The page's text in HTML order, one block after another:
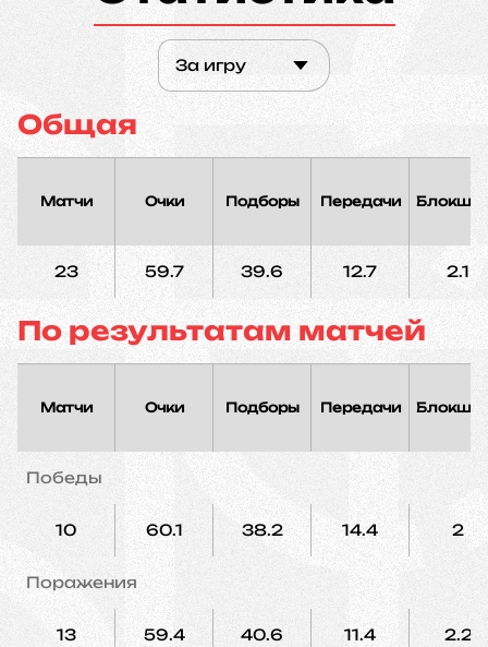
За игру
Общая
Матчи Очки Подборы Передачи
23 59.7 39.6 12.7 2.1
По результатам матчей
Матчи Очки Подборы Передачи
Победы
10 60.1 38.2 14.4 2
Поражения
13 59.4 40.6 11.4 2.2